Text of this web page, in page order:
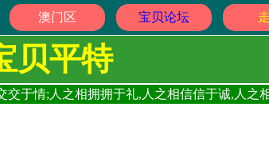
澳门区 宝贝论坛
贝平特
交于情;人之相拥拥于礼,人之相信信于诚,人之